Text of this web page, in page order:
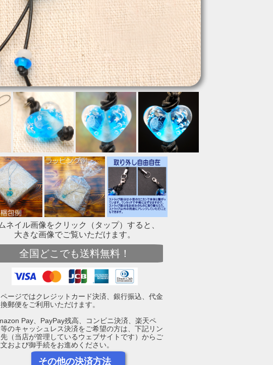
ネイル画像をクリック（タップ）すると、
大きな画像でご覧いただけます。
全国どこでも送料無料！
ージではクレジットカード決済、銀行振込、代金
郵便をご利用いただけます。
Pay、PayPay残高、コンビニ決済、楽天ペ
のキャッシュレス決済をご希望の方は、下記リン
（当店が管理しているウェブサイトです）からご
および御手続をお進めください。
その他の決済方法